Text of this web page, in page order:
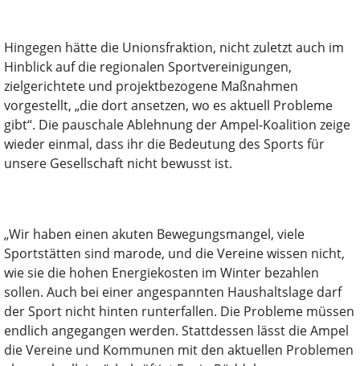
Hingegen hätte die Unionsfraktion, nicht zuletzt auch im
Hinblick auf die regionalen Sportvereinigungen,
zielgerichtete und projektbezogene Maßnahmen
vorgestellt, „die dort ansetzen, wo es aktuell Probleme
gibt“. Die pauschale Ablehnung der Ampel-Koalition zeige
wieder einmal, dass ihr die Bedeutung des Sports für
unsere Gesellschaft nicht bewusst ist.
„Wir haben einen akuten Bewegungsmangel, viele
Sportstätten sind marode, und die Vereine wissen nicht,
wie sie die hohen Energiekosten im Winter bezahlen
sollen. Auch bei einer angespannten Haushaltslage darf
der Sport nicht hinten runterfallen. Die Probleme müssen
endlich angegangen werden. Stattdessen lässt die Ampel
die Vereine und Kommunen mit den aktuellen Problemen